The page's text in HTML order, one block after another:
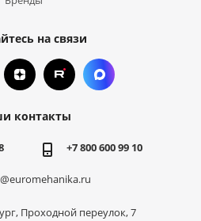
на связи
контакты
+7 800 600 99 10
Проходной переулок, 7